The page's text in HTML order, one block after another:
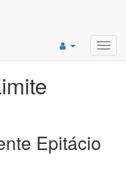
Epitácio